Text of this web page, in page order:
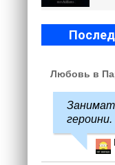
Любовь в
героини.